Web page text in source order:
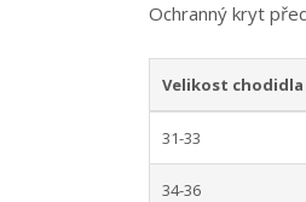
Ochranný kryt
Velikost chodidla
31-33
34-36